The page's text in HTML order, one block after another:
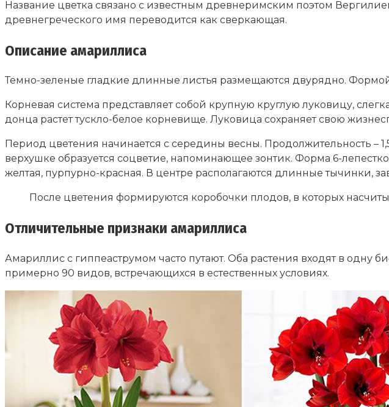
Название цветка связано с известным древнеримским поэтом
древнегреческого имя переводится как сверкающая.
Описание амариллиса
Темно-зеленые гладкие длинные листья размещаются двурядно.
Корневая система представляет собой крупную круглую луковицу,
донца растет тускло-белое корневище. Луковица сохраняет свою
Период цветения начинается с середины весны. Продолжительность –
верхушке образуется соцветие, напоминающее зонтик. Форма 6-
желтая, пурпурно-красная. В центре располагаются длинные тычинки,
После цветения формируются коробочки плодов, в которых
Отличительные признаки амариллиса
Амариллис с гиппеаструмом часто путают. Оба растения входят в одну
примерно 90 видов, встречающихся в естественных условиях.